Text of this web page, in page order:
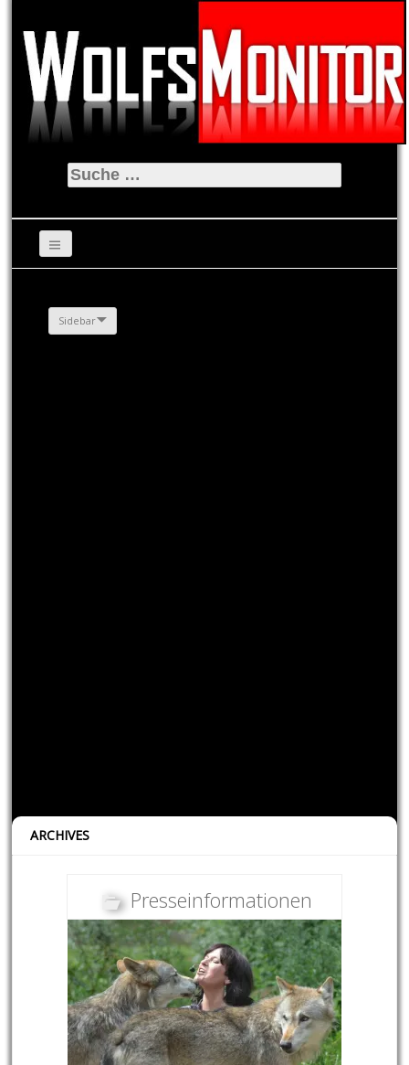
Suche
nach:
Sidebar
ARCHIVES
Presseinformationen